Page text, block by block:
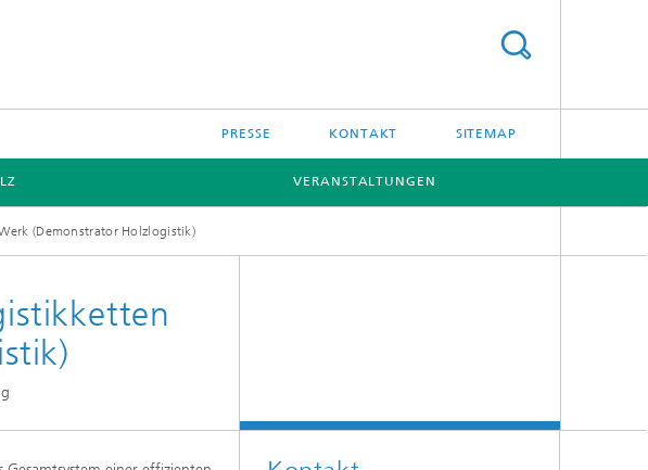
PRESSE KONTAKT SITEMAP
VERANSTALTUNGEN
(Demonstrator Holzlogistik)